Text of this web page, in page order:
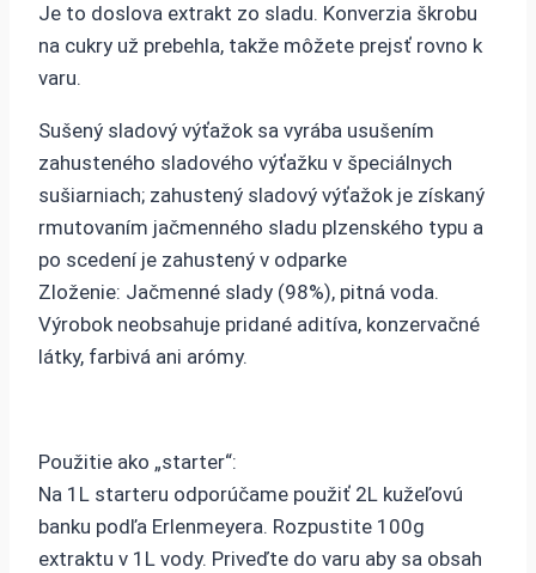
Je to doslova extrakt zo sladu. Konverzia škrobu
na cukry už prebehla, takže môžete prejsť rovno k
varu.
Sušený sladový výťažok sa vyrába usušením
zahusteného sladového výťažku v špeciálnych
sušiarniach; zahustený sladový výťažok je získaný
rmutovaním jačmenného sladu plzenského typu a
po scedení je zahustený v odparke
Zloženie: Jačmenné slady (98%), pitná voda.
Výrobok neobsahuje pridané aditíva, konzervačné
látky, farbivá ani arómy.
Použitie ako „starter“:
Na 1L starteru odporúčame použiť 2L kužeľovú
banku podľa Erlenmeyera. Rozpustite 100g
extraktu v 1L vody. Priveďte do varu aby sa obsah